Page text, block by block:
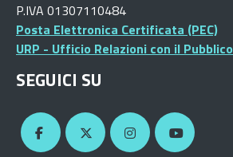
P.IVA 01307110484
Posta Elettronica Certificata (PEC)
URP - Ufficio Relazioni con il Pubblico
SEGUICI SU